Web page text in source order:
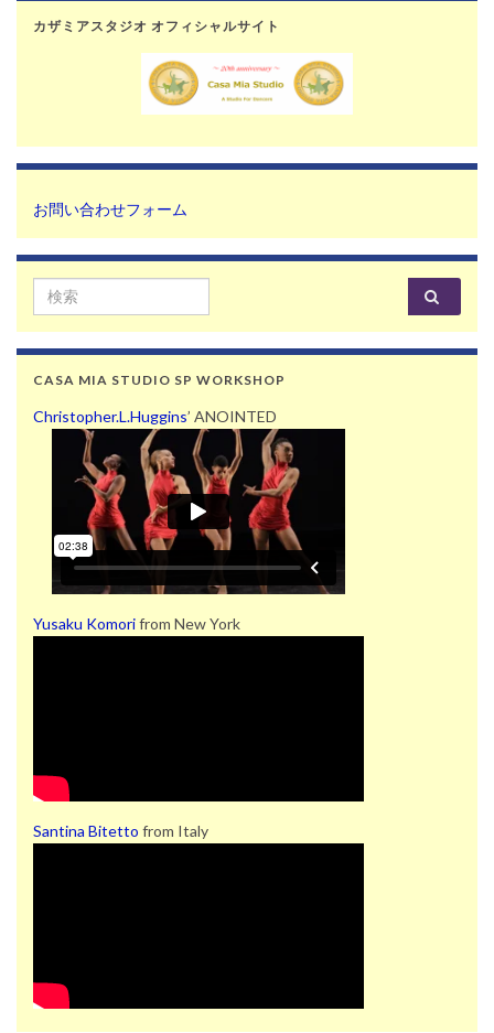
カザミアスタジオ オフィシャルサイト
お問い合わせフォーム
Search for:
CASA MIA STUDIO SP WORKSHOP
Christopher.L.Huggins’ ANOINTED
Yusaku Komorifrom New York
Santina Bitetto from Italy